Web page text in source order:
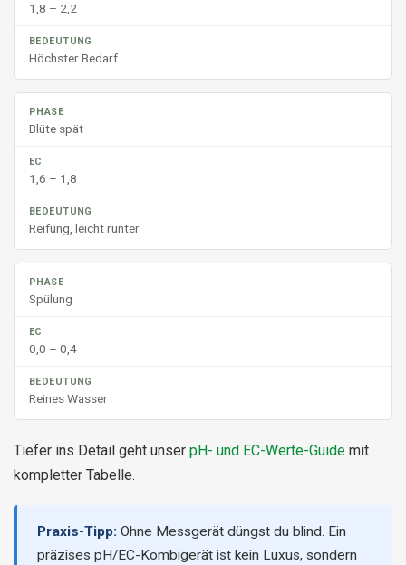
1,8 – 2,2
Höchster Bedarf
Blüte spät
1,6 – 1,8
Reifung, leicht runter
Spülung
0,0 – 0,4
Reines Wasser
Tiefer ins Detail geht unser pH- und EC-Werte-Guide mit
kompletter Tabelle.
Praxis-Tipp: Ohne Messgerät düngst du blind. Ein
präzises pH/EC-Kombigerät ist kein Luxus, sondern